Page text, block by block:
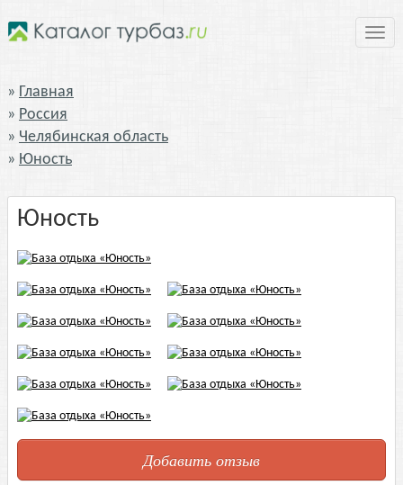
Главная
Россия
Челябинская область
Юность
Юность
Добавить отзыв